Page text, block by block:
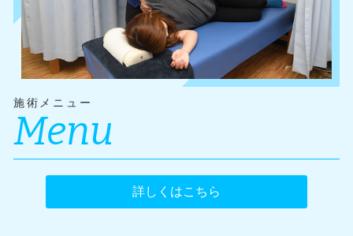
施術メニュー
Menu
詳しくはこちら